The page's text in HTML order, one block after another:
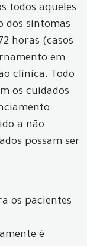
todos aqueles
dos sintomas
horas (casos
em
clínica. Todo
os cuidados
a não
possam ser
os pacientes
é